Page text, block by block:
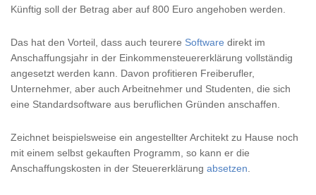
Künftig soll der Betrag aber auf 800 Euro angehoben werden.
Das hat den Vorteil, dass auch teurere Software direkt im
Anschaffungsjahr in der Einkommensteuererklärung vollständig
angesetzt werden kann. Davon profitieren Freiberufler,
Unternehmer, aber auch Arbeitnehmer und Studenten, die sich
eine Standardsoftware aus beruflichen Gründen anschaffen.
Zeichnet beispielsweise ein angestellter Architekt zu Hause noch
mit einem selbst gekauften Programm, so kann er die
Anschaffungskosten in der Steuererklärung absetzen